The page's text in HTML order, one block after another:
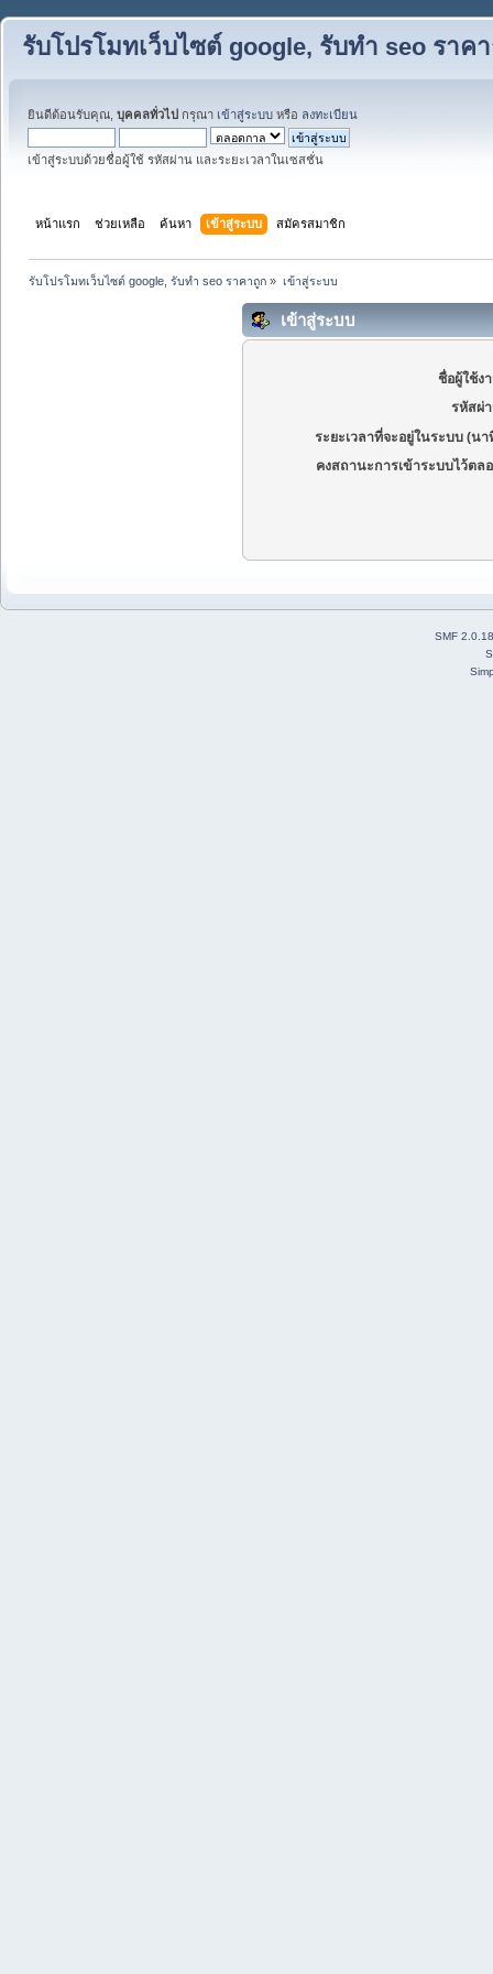
รับโปรโมทเว็บไซต์ google, รับทำ seo ราค
ยินดีต้อนรับคุณ, บุคคลทั่วไป กรุณา เข้าสู่ระบบ หรือ ลงทะเบียน
เข้าสู่ระบบด้วยชื่อผู้ใช้ รหัสผ่าน และระยะเวลาในเซสชั่น
หน้าแรก ช่วยเหลือ ค้นหา เข้าสู่ระบบ สมัครสมาชิก
รับโปรโมทเว็บไซต์ google, รับทำ seo ราคาถูก » เข้าสู่ระบบ
เข้าสู่ระบบ
ชื่อผู้ใช้ง
รหัสผ่
ระยะเวลาที่จะอยู่ในระบบ (นา
คงสถานะการเข้าระบบไว้ตล
SMF 2.0.18